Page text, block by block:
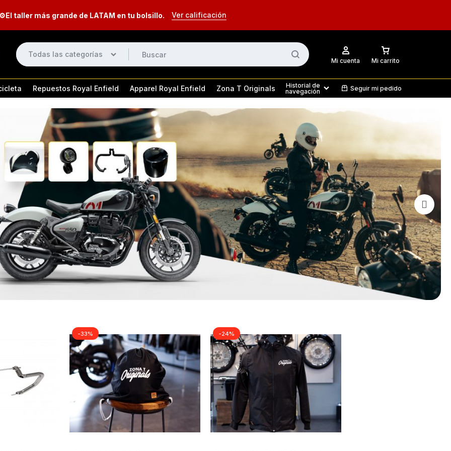
⚙️El taller más grande de LATAM en tu bolsillo. Ver calificación
Todas las categorías
Mi cuenta Mi carrito
Equipaje Motor Protección
650 Himalayan 411 & 450
Scram 411
HNTR 350
Meteor 350
Classic 350
Repuestos Royal Enfield Apparel Royal Enfield Zona T Originals
Historial de
navegación
Seguir mi pedido
-33% -24%